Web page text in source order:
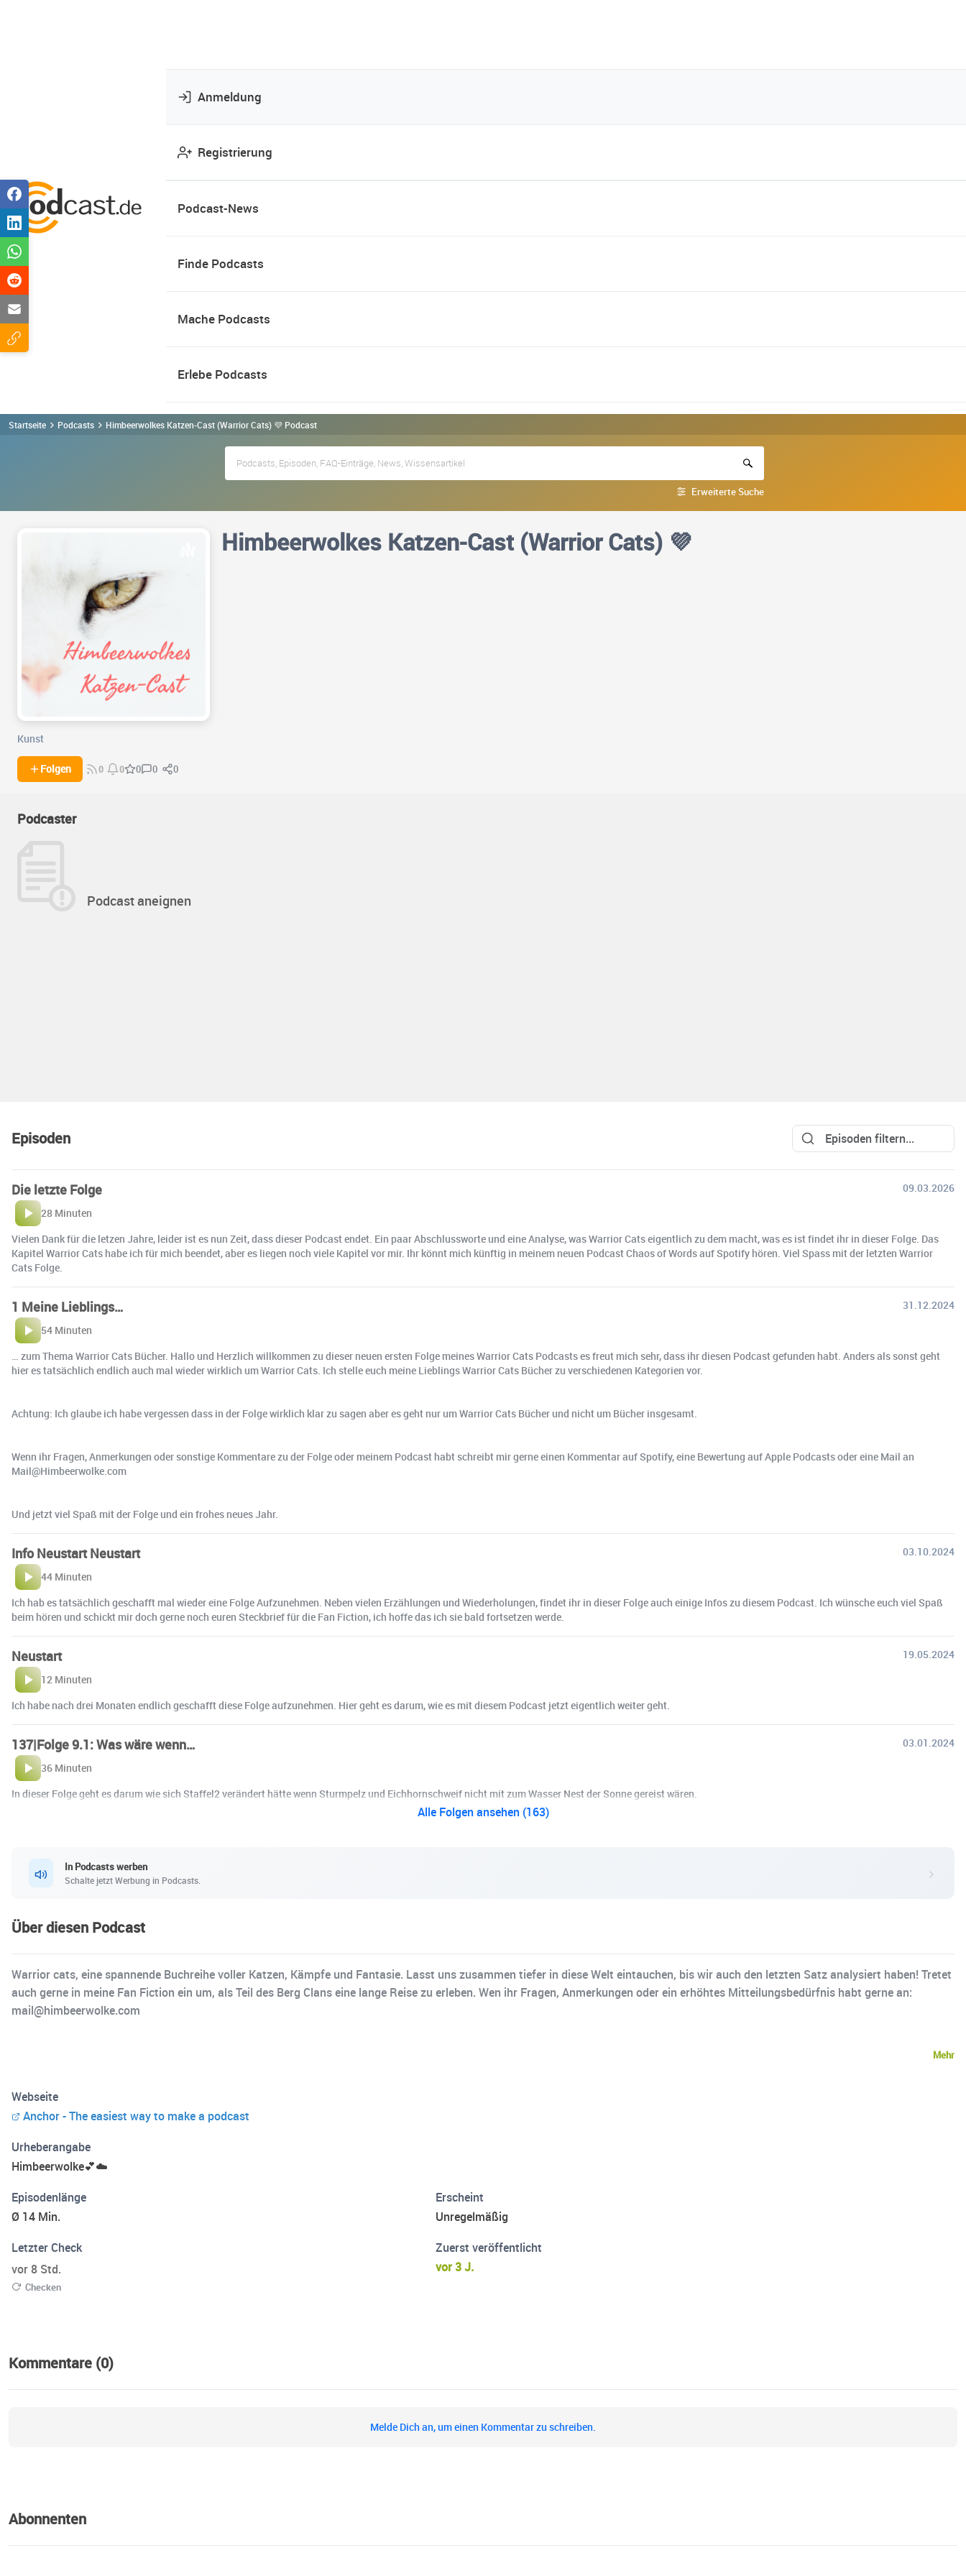
Anmeldung
Registrierung
Podcast-News
Finde Podcasts
Mache Podcasts
Erlebe Podcasts
Startseite Podcasts Himbeerwolkes Katzen-Cast (Warrior Cats) 💜 Podcast
Erweiterte Suche
Himbeerwolkes Katzen-Cast (Warrior Cats) 💜
Kunst
Folgen 0 0 0 0 0
Podcaster
Podcast aneignen
Episoden
Die letzte Folge
09.03.2026
28 Minuten
Vielen Dank für die letzen Jahre, leider ist es nun Zeit, dass dieser Podcast endet. Ein paar Abschlussworte und eine Analyse, was Warrior Cats eigentlich zu dem macht, was es ist findet ihr in dieser Folge. Das
Kapitel Warrior Cats habe ich für mich beendet, aber es liegen noch viele Kapitel vor mir. Ihr könnt mich künftig in meinem neuen Podcast Chaos of Words auf Spotify hören. Viel Spass mit der letzten Warrior
Cats Folge.
1 Meine Lieblings…
31.12.2024
54 Minuten
… zum Thema Warrior Cats Bücher. Hallo und Herzlich willkommen zu dieser neuen ersten Folge meines Warrior Cats Podcasts es freut mich sehr, dass ihr diesen Podcast gefunden habt. Anders als sonst geht
hier es tatsächlich endlich auch mal wieder wirklich um Warrior Cats. Ich stelle euch meine Lieblings Warrior Cats Bücher zu verschiedenen Kategorien vor.
Achtung: Ich glaube ich habe vergessen dass in der Folge wirklich klar zu sagen aber es geht nur um Warrior Cats Bücher und nicht um Bücher insgesamt.
Wenn ihr Fragen, Anmerkungen oder sonstige Kommentare zu der Folge oder meinem Podcast habt schreibt mir gerne einen Kommentar auf Spotify, eine Bewertung auf Apple Podcasts oder eine Mail an
Mail@Himbeerwolke.com
Und jetzt viel Spaß mit der Folge und ein frohes neues Jahr.
Info Neustart Neustart
03.10.2024
44 Minuten
Ich hab es tatsächlich geschafft mal wieder eine Folge Aufzunehmen. Neben vielen Erzählungen und Wiederholungen, findet ihr in dieser Folge auch einige Infos zu diesem Podcast. Ich wünsche euch viel Spaß
beim hören und schickt mir doch gerne noch euren Steckbrief für die Fan Fiction, ich hoffe das ich sie bald fortsetzen werde.
Neustart
19.05.2024
12 Minuten
Ich habe nach drei Monaten endlich geschafft diese Folge aufzunehmen. Hier geht es darum, wie es mit diesem Podcast jetzt eigentlich weiter geht.
137|Folge 9.1: Was wäre wenn…
03.01.2024
36 Minuten
In dieser Folge geht es darum wie sich Staffel2 verändert hätte wenn Sturmpelz und Eichhornschweif nicht mit zum Wasser Nest der Sonne gereist wären.
Alle Folgen ansehen (163)
In Podcasts werben
Schalte jetzt Werbung in Podcasts.
Über diesen Podcast
Warrior cats, eine spannende Buchreihe voller Katzen, Kämpfe und Fantasie. Lasst uns zusammen tiefer in diese Welt eintauchen, bis wir auch den letzten Satz analysiert haben! Tretet
auch gerne in meine Fan Fiction ein um, als Teil des Berg Clans eine lange Reise zu erleben. Wen ihr Fragen, Anmerkungen oder ein erhöhtes Mitteilungsbedürfnis habt gerne an:
mail@himbeerwolke.com
Mehr
Webseite
Anchor - The easiest way to make a podcast
Urheberangabe
Himbeerwolke💕☁️
Episodenlänge
Ø 14 Min.
Erscheint
Unregelmäßig
Letzter Check
vor 8 Std.
Checken
Zuerst veröffentlicht
vor 3 J.
Kommentare (0)
Melde Dich an, um einen Kommentar zu schreiben.
Abonnenten